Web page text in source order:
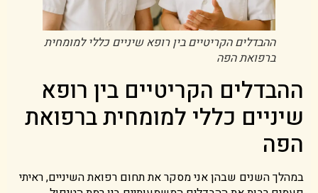
ההבדלים הקריטיים בין רופא שיניים כללי למומחית
ברפואת הפה
ההבדלים הקריטיים בין רופא
שיניים כללי למומחית ברפואת
הפה
במהלך השנים שבהן אני מסקר את תחום רפואת השיניים, ראיתי